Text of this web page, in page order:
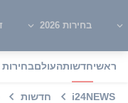
בחירות 2026
ראשיחדשותהעולםבחירות 2026
i24NEWS חדשות